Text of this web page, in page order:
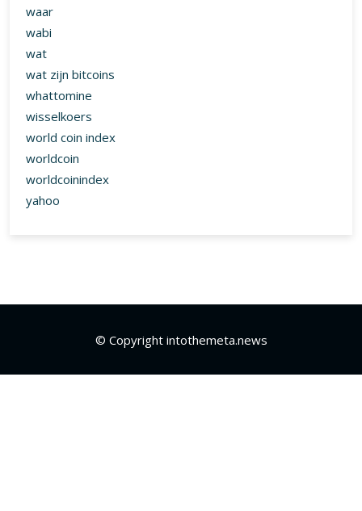
waar
wabi
wat
wat zijn bitcoins
whattomine
wisselkoers
world coin index
worldcoin
worldcoinindex
yahoo
© Copyright intothemeta.news